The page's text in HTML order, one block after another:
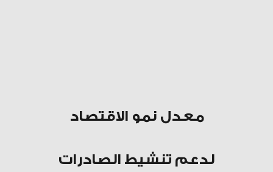
معدل نمو الاقتصاد
لدعم تنشيط الصادرات